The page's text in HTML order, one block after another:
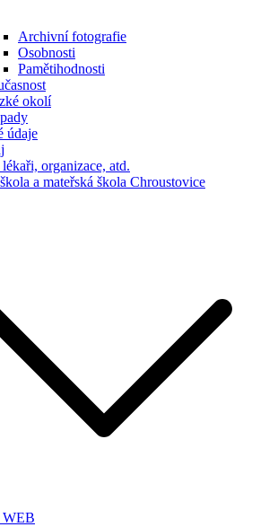
Archivní fotografie
Osobnosti
Pamětihodnosti
okolí
údaje
organizace, atd.
a mateřská škola Chroustovice
WEB